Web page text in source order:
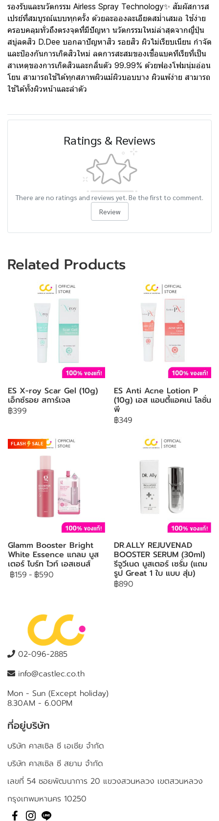
รองรับและนวัตกรรม Airless Spray Technology✨ สัมผัสการส
เปรย์ที่สมบูรณ์แบบทุกครั้ง ด้วยละอองละเอียดสม่ำเสมอ ใช้ง่าย
ครอบคลุมทั่วถึงตรงจุดที่มีปัญหา นวัตกรรมใหม่ล่าสุดจากญี่ปุ่น
สบู่ลดสิว D.Dee บอกลาปัญหาสิว รอยสิว ผิวไม่เรียบเนียน กำจัด
และป้องกันการเกิดสิวใหม่ ลดการสะสมของเชื้อแบคทีเรียที่เป็น
สาเหตุของการเกิดสิวและกลิ่นตัว 99.99% ด้วยฟองโฟมนุ่มอ่อน
โยน สามารถใช้ได้ทุกสภาพผิวแม้ผิวบอบบาง ผิวแพ้ง่าย สามารถ
ใช้ได้ทั้งผิวหน้าและลำตัว
Ratings & Reviews
There are no ratings and reviews yet. Be the first to comment.
Review
Related Products
ES X-roy Scar Gel (10g)
เอ็กซ์รอย สการ์เจล
฿399
ES Anti Acne Lotion P
(10g) เอส แอนตี้แอคเน่ โลชั่น
พี
฿349
FLASH SALE
Glamm Booster Bright
White Essence แกลม บูส
เตอร์ ไบร์ท ไวท์ เอสเซนส์
฿159 - ฿590
DR.ALLY REJUVENAD
BOOSTER SERUM (30ml)
รีจูวีเนด บูสเตอร์ เซรั่ม (แถม
รูป Great 1 ใบ แบบ สุ่ม)
฿890
02-096-2885
info@castlec.co.th
Mon - Sun (Except holiday)
8.30AM - 6.00PM
ที่อยู่บริษัท
บริษัท คาสเซิล ซี เอเชีย จำกัด
บริษัท คาสเซิล ซี สยาม จำกัด
เลขที่ 54 ซอยพัฒนาการ 20 แขวงสวนหลวง เขตสวนหลวง
กรุงเทพมหานคร 10250